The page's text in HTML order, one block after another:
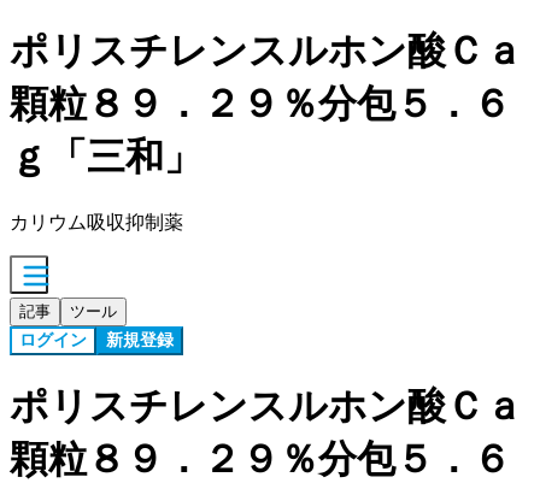
ポリスチレンスルホン酸Ｃａ
顆粒８９．２９％分包５．６
ｇ「三和」
カリウム吸収抑制薬
記事 ツール
ログイン 新規登録
ポリスチレンスルホン酸Ｃａ
顆粒８９．２９％分包５．６